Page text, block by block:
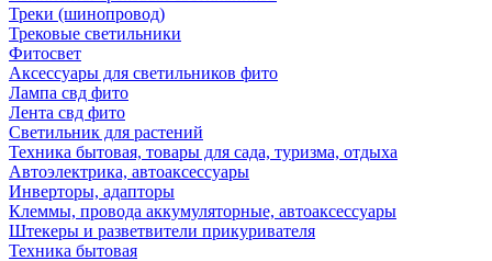
Треки (шинопровод)
Трековые светильники
Фитосвет
Аксессуары для светильников фито
Лампа свд фито
Лента свд фито
Светильник для растений
Техника бытовая, товары для сада, туризма, отдыха
Автоэлектрика, автоаксессуары
Инверторы, адапторы
Клеммы, провода аккумуляторные, автоаксессуары
Штекеры и разветвители прикуривателя
Техника бытовая